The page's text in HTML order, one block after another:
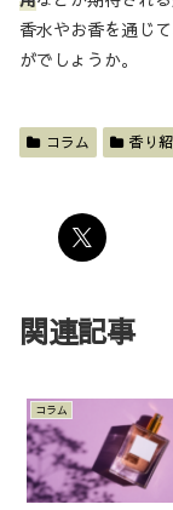
香水やお香を通じ
がでしょうか。
コラム 香り
関連記事
コラム